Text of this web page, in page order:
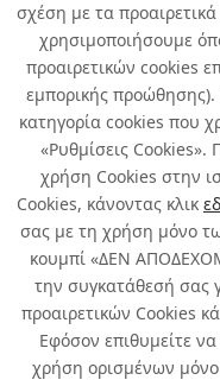
σχέση με τα
χρησιμοποιήσουμε
προαιρετικών cookies
εμπορικής προώθησης).
κατηγορία cookies που
«Ρυθμίσεις Cookies».
χρήση Cookies στην
Cookies, κάνοντας κλικ
σας με τη χρήση μόνο
κουμπί «ΔΕΝ
την συγκατάθεσή σας
προαιρετικών Cookies
Εφόσον επιθυμείτε
χρήση ορισμένων μόνο